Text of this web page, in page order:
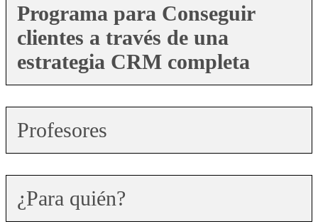
Programa para Conseguir
clientes a través de una
estrategia CRM completa
Profesores
¿Para quién?